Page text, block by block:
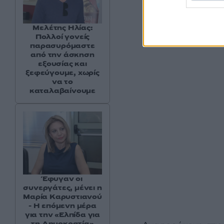
Μελέτης Ηλίας:
Πολλοί γονείς
παρασυρόμαστε
από την άσκηση
εξουσίας και
ξεφεύγουμε, χωρίς
να το
καταλαβαίνουμε
Έφυγαν οι
συνεργάτες, μένει η
Μαρία Καρυστιανού
- Η επόμενη μέρα
για την «Ελπίδα για